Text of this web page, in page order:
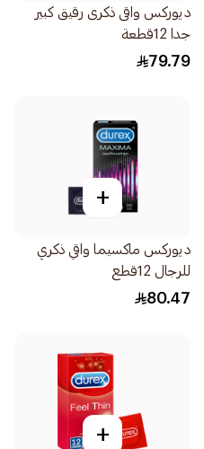
ديوركس واقى ذكرى رقيق كبير
جدا 12قطعة
79.79
+
ديوركس ماكسيما واقي ذكري
للرجال 12قطع
80.47
+